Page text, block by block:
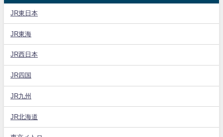
JR東日本
JR東海
JR西日本
JR四国
JR九州
JR北海道